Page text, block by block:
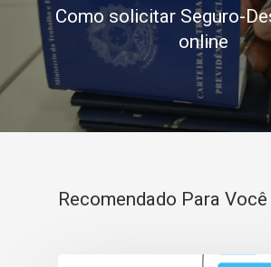
Como solicitar Seguro-
online
Recomendado Para Você